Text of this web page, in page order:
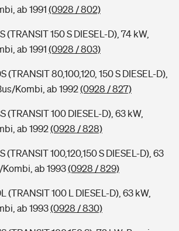
ab 1991 (0928 / 802)
(TRANSIT 150 S DIESEL-D), 74 kW,
ab 1991 (0928 / 803)
(TRANSIT 80,100,120, 150 S DIESEL-D),
Kombi, ab 1992(0928 / 827)
(TRANSIT 100 DIESEL-D), 63 kW,
ab 1992(0928 / 828)
(TRANSIT 100,120,150 S DIESEL-D), 63
ab 1993(0928 / 829)
(TRANSIT 100 L DIESEL-D), 63 kW,
ab 1993(0928 / 830)